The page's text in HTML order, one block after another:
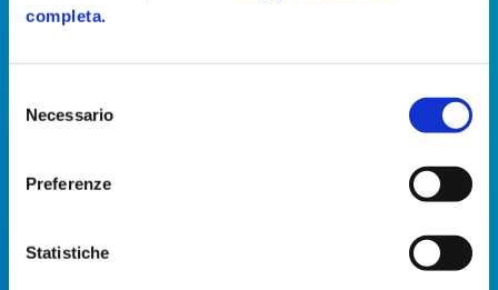
completa.
delNecessario
Preferenze
Statistiche
Una tecnologia avanzata per un'ottima